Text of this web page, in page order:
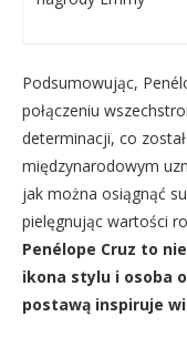
Podsumowując,
połączeniu
determinacji, co
międzynarodowym
jak można osiągnąć
pielęgnując wartości
Penélope Cruz to
ikona stylu i osoba
postawą inspiruje